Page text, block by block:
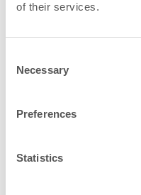
of their services.
Selection
Necessary
Preferences
Statistics
Skyddsavstånd
framför (dF), mm